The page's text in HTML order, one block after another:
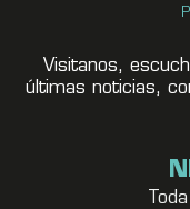
Visitanos,
últimas noticias,